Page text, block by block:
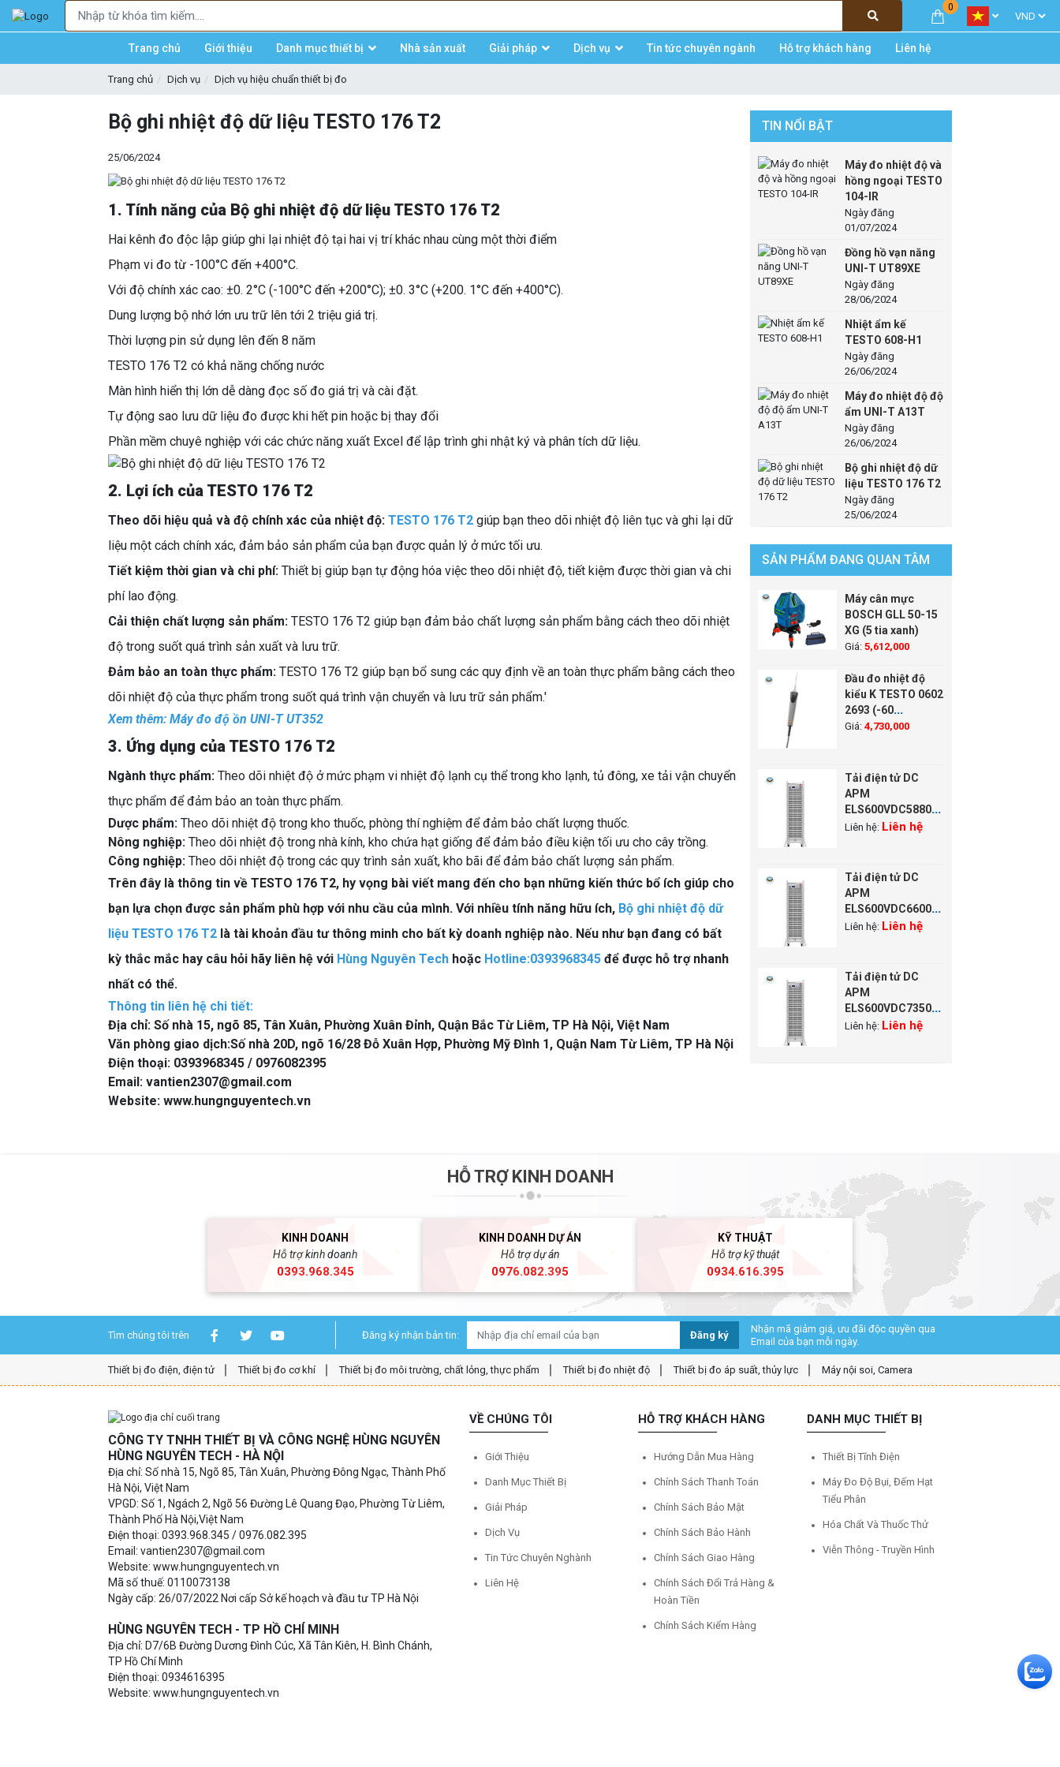
0
Trang chủ Giới thiệu Danh mục thiết bị Nhà sản xuất Giải pháp Dịch vụ Tin tức chuyên ngành Hỗ trợ khách hàng Liên hệ
Trang chủ Dịch vụ Dịch vụ hiệu chuẩn thiết bị đo
Bộ ghi nhiệt độ dữ liệu TESTO 176 T2
25/06/2024
1. Tính năng của Bộ ghi nhiệt độ dữ liệu TESTO 176 T2
Hai kênh đo độc lập giúp ghi lại nhiệt độ tại hai vị trí khác nhau cùng một thời điểm
Phạm vi đo từ -100°C đến +400°C.
Với độ chính xác cao: ±0. 2°C (-100°C đến +200°C); ±0. 3°C (+200. 1°C đến +400°C).
Dung lượng bộ nhớ lớn ưu trữ lên tới 2 triệu giá trị.
Thời lượng pin sử dụng lên đến 8 năm
TESTO 176 T2 có khả năng chống nước
Màn hình hiển thị lớn dễ dàng đọc số đo giá trị và cài đặt.
Tự động sao lưu dữ liệu đo được khi hết pin hoặc bị thay đổi
Phần mềm chuyê nghiệp với các chức năng xuất Excel để lập trình ghi nhật ký và phân tích dữ liệu.
2. Lợi ích của TESTO 176 T2
Theo dõi hiệu quả và độ chính xác của nhiệt độ: TESTO 176 T2 giúp bạn theo dõi nhiệt độ liên tục và ghi lại dữ
liệu một cách chính xác, đảm bảo sản phẩm của bạn được quản lý ở mức tối ưu.
Tiết kiệm thời gian và chi phí: Thiết bị giúp bạn tự động hóa việc theo dõi nhiệt độ, tiết kiệm được thời gian và chi
phí lao động.
Cải thiện chất lượng sản phẩm: TESTO 176 T2 giúp bạn đảm bảo chất lượng sản phẩm bằng cách theo dõi nhiệt
độ trong suốt quá trình sản xuất và lưu trữ.
Đảm bảo an toàn thực phẩm: TESTO 176 T2 giúp bạn bổ sung các quy định về an toàn thực phẩm bằng cách theo
dõi nhiệt độ của thực phẩm trong suốt quá trình vận chuyển và lưu trữ sản phẩm.'
Xem thêm: Máy đo độ ồn UNI-T UT352
3. Ứng dụng của TESTO 176 T2
Ngành thực phẩm: Theo dõi nhiệt độ ở mức phạm vi nhiệt độ lạnh cụ thể trong kho lạnh, tủ đông, xe tải vận chuyển
thực phẩm để đảm bảo an toàn thực phẩm.
Dược phẩm: Theo dõi nhiệt độ trong kho thuốc, phòng thí nghiệm để đảm bảo chất lượng thuốc.
Nông nghiệp: Theo dõi nhiệt độ trong nhà kính, kho chứa hạt giống để đảm bảo điều kiện tối ưu cho cây trồng.
Công nghiệp: Theo dõi nhiệt độ trong các quy trình sản xuất, kho bãi để đảm bảo chất lượng sản phẩm.
Trên đây là thông tin về TESTO 176 T2, hy vọng bài viết mang đến cho bạn những kiến thức bổ ích giúp cho
bạn lựa chọn được sản phẩm phù hợp với nhu cầu của mình. Với nhiều tính năng hữu ích, Bộ ghi nhiệt độ dữ
liệu TESTO 176 T2 là tài khoản đầu tư thông minh cho bất kỳ doanh nghiệp nào. Nếu như bạn đang có bất
kỳ thắc mắc hay câu hỏi hãy liên hệ với Hùng Nguyên Tech hoặc Hotline:0393968345 để được hỗ trợ nhanh
nhất có thể.
Thông tin liên hệ chi tiết:
Địa chỉ: Số nhà 15, ngõ 85, Tân Xuân, Phường Xuân Đỉnh, Quận Bắc Từ Liêm, TP Hà Nội, Việt Nam
Văn phòng giao dịch:Số nhà 20D, ngõ 16/28 Đỗ Xuân Hợp, Phường Mỹ Đình 1, Quận Nam Từ Liêm, TP Hà Nội
Điện thoại: 0393968345 / 0976082395
Email: vantien2307@gmail.com
Website: www.hungnguyentech.vn
TIN NỔI BẬT
Máy đo nhiệt độ và
hồng ngoại TESTO
104-IR
Ngày đăng
01/07/2024
Đồng hồ vạn năng
UNI-T UT89XE
Ngày đăng
28/06/2024
Nhiệt ẩm kế
TESTO 608-H1
Ngày đăng
26/06/2024
Máy đo nhiệt độ độ
ẩm UNI-T A13T
Ngày đăng
26/06/2024
Bộ ghi nhiệt độ dữ
liệu TESTO 176 T2
Ngày đăng
25/06/2024
SẢN PHẨM ĐANG QUAN TÂM
Máy cân mực
BOSCH GLL 50-15
XG (5 tia xanh)
Giá: 5,612,000
Đầu đo nhiệt độ
kiểu K TESTO 0602
2693 (-60
~800°C,1.2 m)
Giá: 4,730,000
Tải điện tử DC
APM
ELS600VDC58800W-
7-36 (600V, 3000A,
Liên hệ: Liên hệ
Tải điện tử DC
APM
ELS600VDC66000W-
7-42 (600V, 3000A,
Liên hệ: Liên hệ
Tải điện tử DC
APM
ELS600VDC73500W-
7-42 (600V, 3000A,
Liên hệ: Liên hệ
HỖ TRỢ KINH DOANH
KINH DOANH
Hỗ trợ kinh doanh
0393.968.345
KINH DOANH DỰ ÁN
Hỗ trợ dự án
0976.082.395
KỸ THUẬT
Hỗ trợ kỹ thuật
0934.616.395
Tìm chúng tôi trên Đăng ký nhận bản tin: Đăng ký
Nhận mã giảm giá, ưu đãi độc quyền qua
Email của bạn mỗi ngày.
Thiết bị đo điện, điện tử Thiết bị đo cơ khí Thiết bị đo môi trường, chất lỏng, thực phẩm Thiết bị đo nhiệt độ Thiết bị đo áp suất, thủy lực Máy nội soi, Camera
CÔNG TY TNHH THIẾT BỊ VÀ CÔNG NGHỆ HÙNG NGUYÊN
HÙNG NGUYÊN TECH - HÀ NỘI
Địa chỉ: Số nhà 15, Ngõ 85, Tân Xuân, Phường Đông Ngạc, Thành Phố
Hà Nội, Việt Nam
VPGD: Số 1, Ngách 2, Ngõ 56 Đường Lê Quang Đạo, Phường Từ Liêm,
Thành Phố Hà Nội,Việt Nam
Điện thoại: 0393.968.345 / 0976.082.395
Email: vantien2307@gmail.com
Website: www.hungnguyentech.vn
Mã số thuế: 0110073138
Ngày cấp: 26/07/2022 Nơi cấp Sở kế hoạch và đầu tư TP Hà Nội
HÙNG NGUYÊN TECH - TP HỒ CHÍ MINH
Địa chỉ: D7/6B Đường Dương Đình Cúc, Xã Tân Kiên, H. Bình Chánh,
TP Hồ Chí Minh
Điện thoại: 0934616395
Website: www.hungnguyentech.vn
VỀ CHÚNG TÔI
Giới Thiệu
Danh Mục Thiết Bị
Giải Pháp
Dịch Vụ
Tin Tức Chuyên Nghành
Liên Hệ
HỖ TRỢ KHÁCH HÀNG
Hướng Dẫn Mua Hàng
Chính Sách Thanh Toán
Chính Sách Bảo Mật
Chính Sách Bảo Hành
Chính Sách Giao Hàng
Chính Sách Đổi Trả Hàng &
Hoàn Tiền
Chính Sách Kiểm Hàng
DANH MỤC THIẾT BỊ
Thiết Bị Tĩnh Điện
Máy Đo Độ Bụi, Đếm Hạt
Tiểu Phân
Hóa Chất Và Thuốc Thử
Viễn Thông - Truyền Hình